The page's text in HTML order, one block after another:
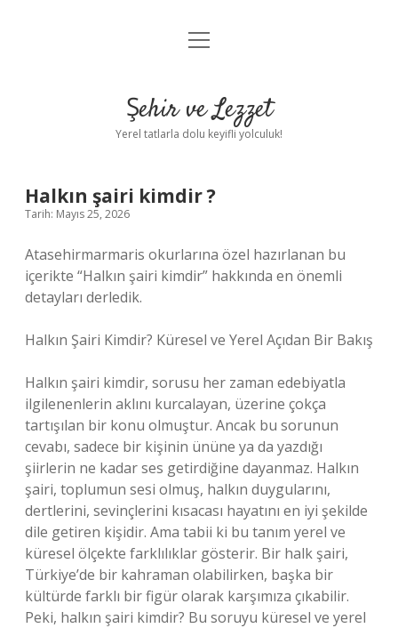
Anasayfa
Yasal Uyarı
menüyü
Şehir ve Lezzet
Yerel tatlarla dolu keyifli yolculuk!
Halkın şairi kimdir ?
Tarih: Mayıs 25, 2026
Atasehirmarmaris okurlarına özel hazırlanan bu
içerikte “Halkın şairi kimdir” hakkında en önemli
detayları derledik.
Halkın Şairi Kimdir? Küresel ve Yerel Açıdan Bir Bakış
Halkın şairi kimdir, sorusu her zaman edebiyatla
ilgilenenlerin aklını kurcalayan, üzerine çokça
tartışılan bir konu olmuştur. Ancak bu sorunun
cevabı, sadece bir kişinin ününe ya da yazdığı
şiirlerin ne kadar ses getirdiğine dayanmaz. Halkın
şairi, toplumun sesi olmuş, halkın duygularını,
dertlerini, sevinçlerini kısacası hayatını en iyi şekilde
dile getiren kişidir. Ama tabii ki bu tanım yerel ve
küresel ölçekte farklılıklar gösterir. Bir halk şairi,
Türkiye’de bir kahraman olabilirken, başka bir
kültürde farklı bir figür olarak karşımıza çıkabilir.
Peki, halkın şairi kimdir? Bu soruyu küresel ve yerel